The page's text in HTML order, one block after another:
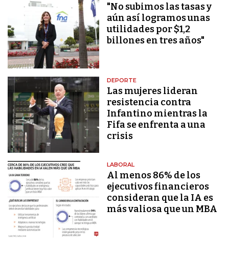
"No subimos las tasas y
aún así logramos unas
utilidades por $1,2
billones en tres años"
DEPORTE
Las mujeres lideran
resistencia contra
Infantino mientras la
Fifa se enfrenta a una
crisis
LABORAL
Al menos 86% de los
ejecutivos financieros
consideran que la IA es
más valiosa que un MBA